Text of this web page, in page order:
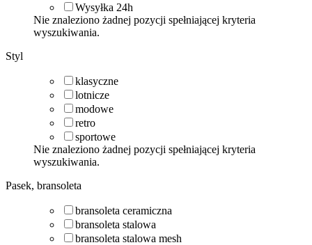
Wysyłka 24h
Nie znaleziono żadnej pozycji spełniającej kryteria
wyszukiwania.
Styl
klasyczne
lotnicze
modowe
retro
sportowe
Nie znaleziono żadnej pozycji spełniającej kryteria
wyszukiwania.
Pasek, bransoleta
bransoleta ceramiczna
bransoleta stalowa
bransoleta stalowa mesh